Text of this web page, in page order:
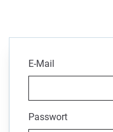
E-Mail
Passwort